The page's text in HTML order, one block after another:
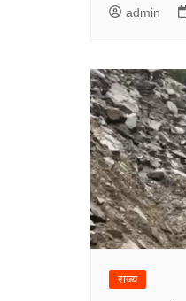
admin
राज्य